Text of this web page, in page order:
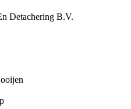
Detachering B.V.